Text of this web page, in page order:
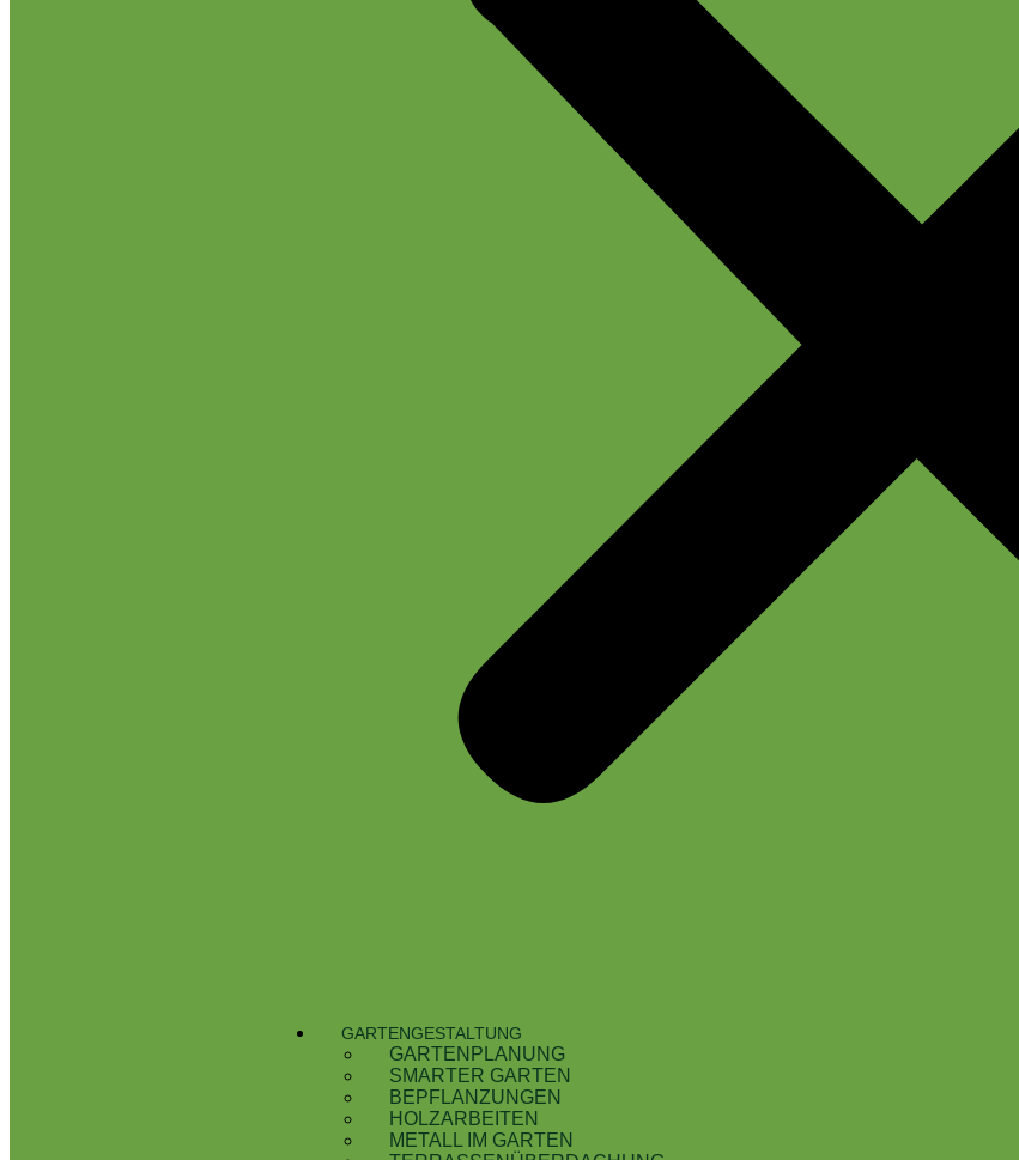
GARTEN­GESTALTUNG
GARTENPLANUNG
SMARTER GARTEN
BEPFLANZUNGEN
HOLZARBEITEN
METALL IM GARTEN